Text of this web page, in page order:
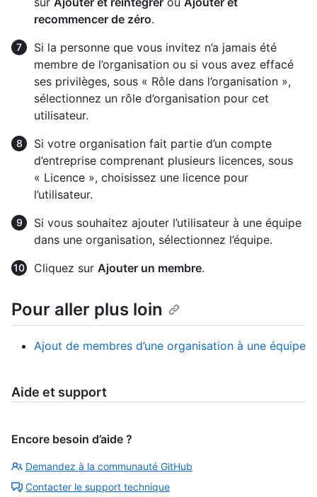
recommencer de zéro.
Si la personne que vous invitez n’a jamais été
membre de l’organisation ou si vous avez effacé
ses privilèges, sous « Rôle dans l’organisation »,
sélectionnez un rôle d’organisation pour cet
utilisateur.
Si votre organisation fait partie d’un compte
d’entreprise comprenant plusieurs licences, sous
« Licence », choisissez une licence pour
l’utilisateur.
Si vous souhaitez ajouter l’utilisateur à une équipe
dans une organisation, sélectionnez l’équipe.
Cliquez sur Ajouter un membre.
Pour aller plus loin
Ajout de membres d’une organisation à une équipe
Aide et support
Encore besoin d’aide ?
Demandez à la communauté GitHub
Contacter le support technique